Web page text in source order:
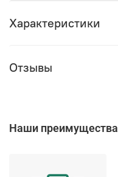
Характеристики
Отзывы
Наши преимущества